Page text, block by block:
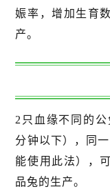
娠率，增加生育
产。
2只血缘不同的
分钟以下），同
能使用此法），
品兔的生产。